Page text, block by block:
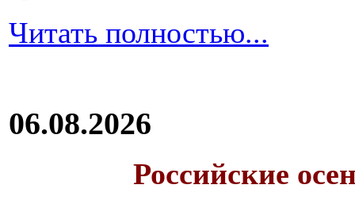
Читать полностью...
06.08.2026
Российские